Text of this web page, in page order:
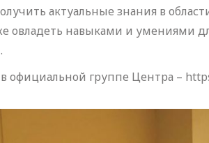
актуальные знания в
овладеть навыками и умениями
официальной группе Центра –